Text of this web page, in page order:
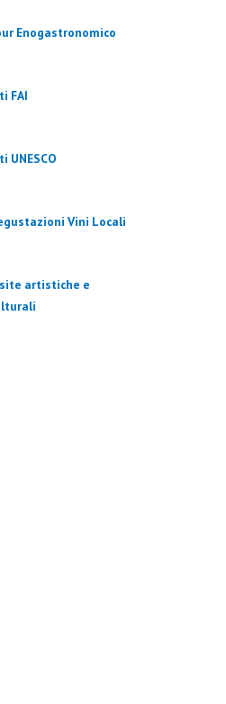
Enogastronomico
FAI
UNESCO
Vini Locali
artistiche e